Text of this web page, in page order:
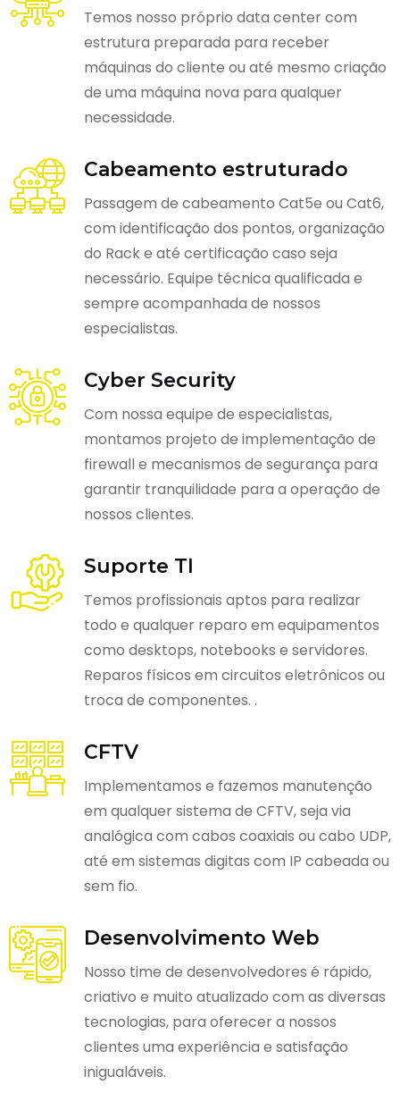
Temos nosso próprio data center com
estrutura preparada para receber
máquinas do cliente ou até mesmo criação
de uma máquina nova para qualquer
necessidade.
Cabeamento estruturado
Passagem de cabeamento Cat5e ou Cat6,
com identificação dos pontos, organização
do Rack e até certificação caso seja
necessário. Equipe técnica qualificada e
sempre acompanhada de nossos
especialistas.
Cyber Security
Com nossa equipe de especialistas,
montamos projeto de implementação de
firewall e mecanismos de segurança para
garantir tranquilidade para a operação de
nossos clientes.
Suporte TI
Temos profissionais aptos para realizar
todo e qualquer reparo em equipamentos
como desktops, notebooks e servidores.
Reparos físicos em circuitos eletrônicos ou
troca de componentes. .
CFTV
Implementamos e fazemos manutenção
em qualquer sistema de CFTV, seja via
analógica com cabos coaxiais ou cabo UDP,
até em sistemas digitas com IP cabeada ou
sem fio.
Desenvolvimento Web
Nosso time de desenvolvedores é rápido,
criativo e muito atualizado com as diversas
tecnologias, para oferecer a nossos
clientes uma experiência e satisfação
inigualáveis.